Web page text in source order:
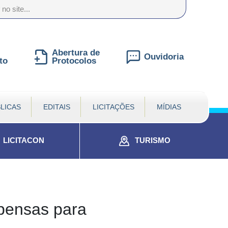
Abertura de
Protocolos
Ouvidoria
EDITAIS LICITAÇÕES MÍDIAS
LICITACON TURISMO
para